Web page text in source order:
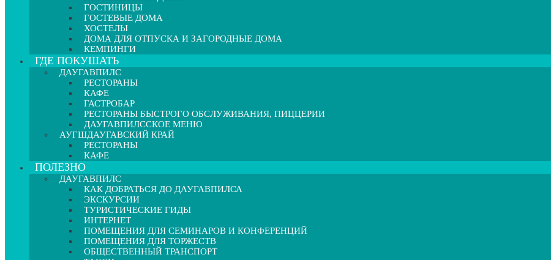
ГОСТИНИЦЫ
ГОСТЕВЫЕ ДОМА
ХОСТЕЛЫ
ДОМА ДЛЯ ОТПУСКА И ЗАГОРОДНЫЕ ДОМА
КЕМПИНГИ
ГДЕ ПОКУШАТЬ
ДАУГАВПИЛС
РЕСТОРАНЫ
КАФЕ
ГАСТРОБАР
РЕСТОРАНЫ БЫСТРОГО ОБСЛУЖИВАНИЯ, ПИЦЦЕРИИ
ДАУГАВПИЛССКОЕ МЕНЮ
АУГШДАУГАВСКИЙ КРАЙ
РЕСТОРАНЫ
КАФЕ
ПОЛЕЗНО
ДАУГАВПИЛС
КАК ДОБРАТЬСЯ ДО ДАУГАВПИЛСА
ЭКСКУРСИИ
ТУРИСТИЧЕСКИЕ ГИДЫ
ИНТЕРНЕТ
ПОМЕЩЕНИЯ ДЛЯ СЕМИНАРОВ И КОНФЕРЕНЦИЙ
ПОМЕЩЕНИЯ ДЛЯ ТОРЖЕСТВ
ОБЩЕСТВЕННЫЙ ТРАНСПОРТ